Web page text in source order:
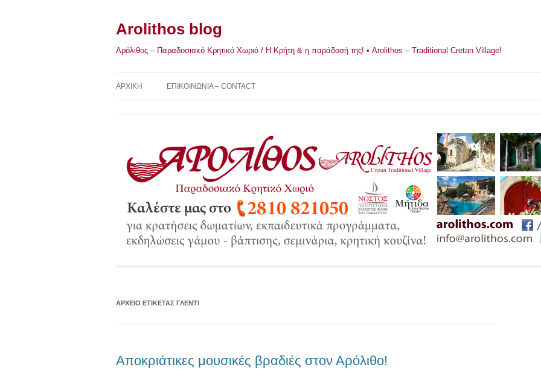
Arolithos blog
Αρόλιθος – Παραδοσιακό Κρητικό Χωριό / Η Κρήτη & η παράδοσή της! • Arolithos – Traditional Cretan Village!
ΑΡΧΙΚΉ ΕΠΙΚΟΙΝΩΝΙΑ – CONTACT
ΑΡΧΕΊΟ ΕΤΙΚΈΤΑΣ ΓΛΈΝΤΙ
Αποκριάτικες μουσικές βραδιές στον Αρόλιθο!